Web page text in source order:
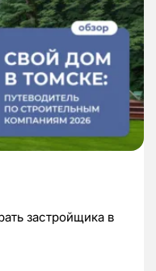
застройщика в